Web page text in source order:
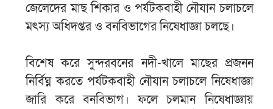
জেলেদের মাছ শিকার ও পর্যটকবাহী নৌযান চলাচলে
মৎস্য অধিদপ্তর ও বনবিভাগের নিষেধাজ্ঞা চলছে।
বিশেষ করে সুন্দরবনের নদী-খালে মাছের প্রজনন
নির্বিঘ্ন করতে পর্যটকবাহী নৌযান চলাচলে নিষেধাজ্ঞা
জারি করে বনবিভাগ। ফলে চলমান নিষেধাজ্ঞায়